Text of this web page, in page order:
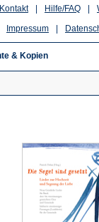
Hilfe/FAQ
Kontakt
Impressum
& Kopien